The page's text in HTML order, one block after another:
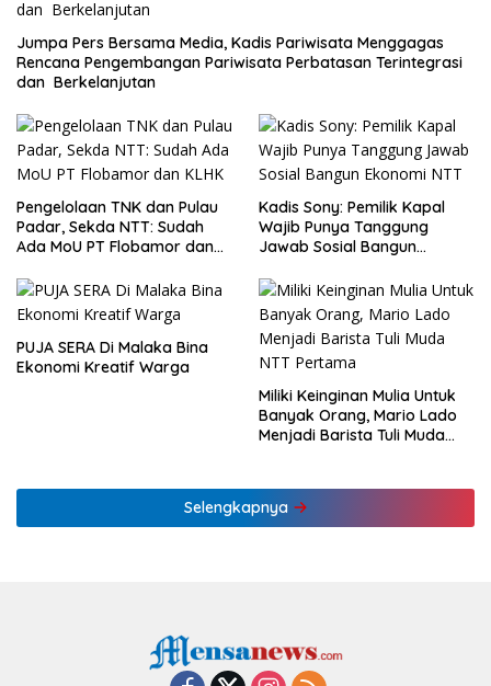
Jumpa Pers Bersama Media, Kadis Pariwisata Menggagas
Rencana Pengembangan Pariwisata Perbatasan Terintegrasi
dan Berkelanjutan
Pengelolaan TNK dan Pulau
Padar, Sekda NTT: Sudah
Ada MoU PT Flobamor dan
Kadis Sony: Pemilik Kapal
Wajib Punya Tanggung
Jawab Sosial Bangun
PUJA SERA Di Malaka Bina
Ekonomi Kreatif Warga
Miliki Keinginan Mulia Untuk
Banyak Orang, Mario Lado
Menjadi Barista Tuli Muda
Selengkapnya